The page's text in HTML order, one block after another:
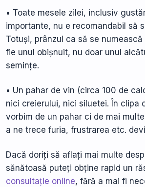
• Toate mesele zilei, inclusiv
importante, nu e recomandabil să
Totuși, prânzul ca să se
fie unul obișnuit, nu doar unul
semințe.
• Un pahar de vin (circa 100 de
nici creierului, nici siluetei. În clipa
vorbim de un pahar ci de mai
a ne trece furia, frustrarea etc.
Dacă doriți să aflați mai multe
sănătoasă puteți obține rapid un
consultație online, fără a mai fi